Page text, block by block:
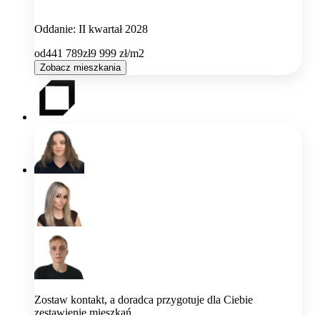
Oddanie: II kwartał 2028
od441 789zł9 999 zł/m2
Zobacz mieszkania
Zostaw kontakt, a doradca przygotuje dla Ciebie
zestawienie mieszkań.